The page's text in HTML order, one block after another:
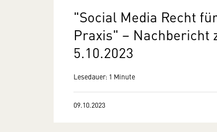
"Social Media Recht
Praxis" − Nachbericht
5.10.2023
Lesedauer: 1 Minute
09.10.2023